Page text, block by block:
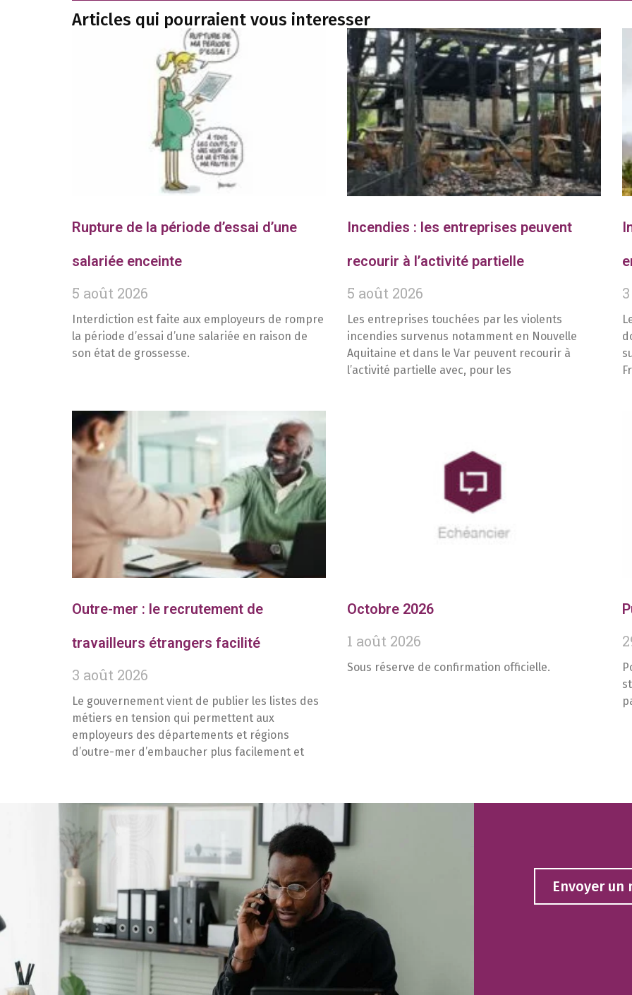
Articles qui pourraient vous interesser
Rupture de la période d’essai d’une
salariée enceinte
5 août 2026
Interdiction est faite aux employeurs de rompre
la période d’essai d’une salariée en raison de
son état de grossesse.
Incendies : les entreprises peuvent
recourir à l’activité partielle
5 août 2026
Les entreprises touchées par les violents
incendies survenus notamment en Nouvelle
Aquitaine et dans le Var peuvent recourir à
l’activité partielle avec, pour les
Outre-mer : le recrutement de
travailleurs étrangers facilité
3 août 2026
Le gouvernement vient de publier les listes des
métiers en tension qui permettent aux
employeurs des départements et régions
d’outre-mer d’embaucher plus facilement et
Octobre 2026
1 août 2026
Sous réserve de confirmation officielle.
Envoyer un